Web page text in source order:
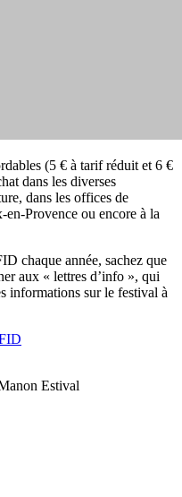
(5 € à tarif réduit et 6 €
dans les diverses
dans les offices de
Provence ou encore à la
chaque année, sachez que
aux « lettres d’info », qui
informations sur le festival à
Estival